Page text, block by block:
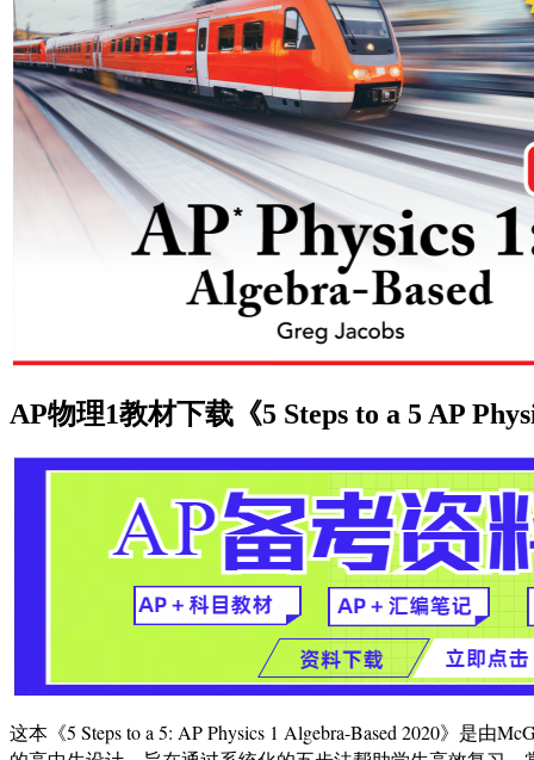
AP物理1教材下载《5 Steps to a 5 AP
这本《5 Steps to a 5: AP Physics 1 Algebra-Based 2020》是